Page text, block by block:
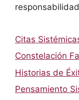
Citas
Constelación
Historias de
Pensamiento